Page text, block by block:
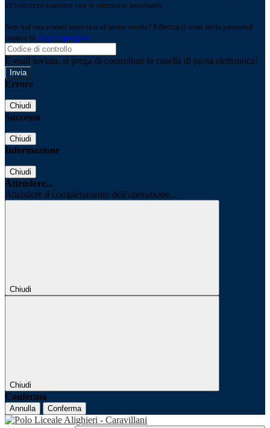
all'indirizzo indicato con le istruzioni necessarie.
Non hai una e-mail associata al nome utente? Effettua il reset della password
tramite la Login Spaggiari
E-mail inviata, si prega di controllare la casella di posta elettronica!
Errore
Chiudi
Successo
Chiudi
Informazione
Chiudi
Attendere...
Attendere il completamento dell'operazione...
Chiudi
Chiudi
Conferma
Annulla Conferma